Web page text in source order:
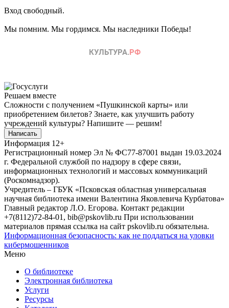
Вход свободный.
Мы помним. Мы гордимся. Мы наследники Победы!
Решаем вместе
Сложности с получением «Пушкинской карты» или
приобретением билетов? Знаете, как улучшить работу
учреждений культуры? Напишите — решим!
Написать
Информация 12+
Регистрационный номер Эл № ФС77-87001 выдан 19.03.2024
г. Федеральной службой по надзору в сфере связи,
информационных технологий и массовых коммуникаций
(Роскомнадзор).
Учредитель – ГБУК «Псковская областная универсальная
научная библиотека имени Валентина Яковлевича Курбатова»
Главный редактор Л.О. Егорова. Контакт редакции
+7(8112)72-84-01, bib@pskovlib.ru При использовании
материалов прямая ссылка на сайт pskovlib.ru обязательна.
Информационная безопасность: как не поддаться на уловки
кибермошенников
Меню
О библиотеке
Электронная библиотека
Услуги
Ресурсы